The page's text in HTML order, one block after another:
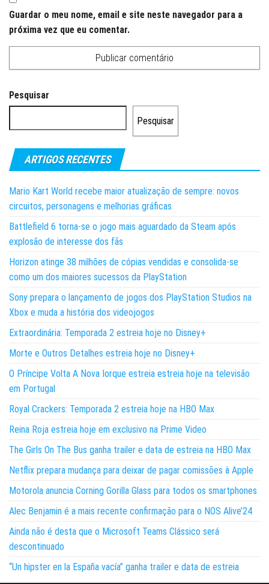
Guardar o meu nome, email e site neste navegador para a
próxima vez que eu comentar.
Pesquisar
Pesquisar
ARTIGOS RECENTES
Mario Kart World recebe maior atualização de sempre: novos
circuitos, personagens e melhorias gráficas
Battlefield 6 torna-se o jogo mais aguardado da Steam após
explosão de interesse dos fãs
Horizon atinge 38 milhões de cópias vendidas e consolida-se
como um dos maiores sucessos da PlayStation
Sony prepara o lançamento de jogos dos PlayStation Studios na
Xbox e muda a história dos videojogos
Extraordinária: Temporada 2 estreia hoje no Disney+
Morte e Outros Detalhes estreia hoje no Disney+
O Príncipe Volta A Nova Iorque estreia estreia hoje na televisão
em Portugal
Royal Crackers: Temporada 2 estreia hoje na HBO Max
Reina Roja estreia hoje em exclusivo na Prime Video
The Girls On The Bus ganha trailer e data de estreia na HBO Max
Netflix prepara mudança para deixar de pagar comissões à Apple
Motorola anuncia Corning Gorilla Glass para todos os smartphones
Alec Benjamin é a mais recente confirmação para o NOS Alive’24
Ainda não é desta que o Microsoft Teams Clássico será
descontinuado
“Un hipster en la España vacía” ganha trailer e data de estreia